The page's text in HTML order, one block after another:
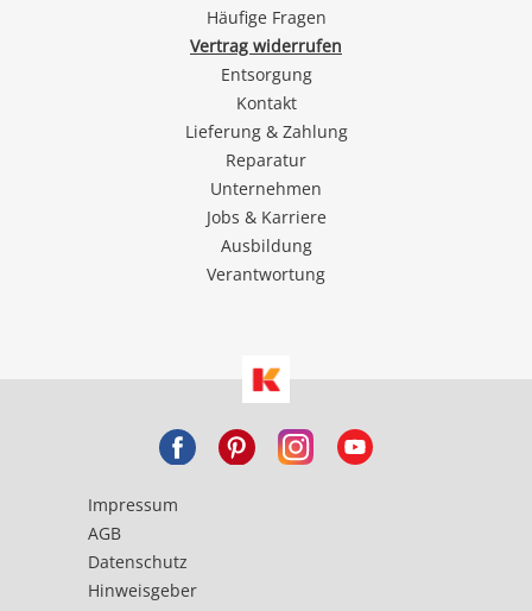
Häufige Fragen
Vertrag widerrufen
Entsorgung
Kontakt
Lieferung & Zahlung
Reparatur
Unternehmen
Jobs & Karriere
Ausbildung
Verantwortung
Impressum
AGB
Datenschutz
Hinweisgeber